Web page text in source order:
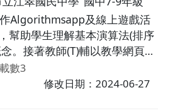
Algorithmsapp及線上遊戲活
幫助學生理解基本演算法(排序
。接著教師(T)輔以教學網頁
片動畫影片)促進學生的演算
學習單評量學生的理解程度。
數3
修改日期：2024-06-27